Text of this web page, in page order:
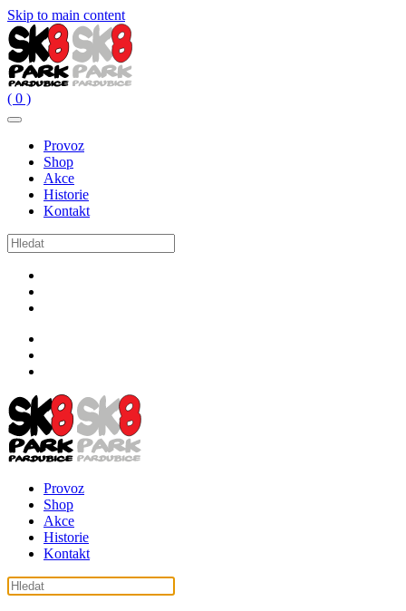
Skip to main content
( 0 )
Provoz
Shop
Akce
Historie
Kontakt
Provoz
Shop
Akce
Historie
Kontakt